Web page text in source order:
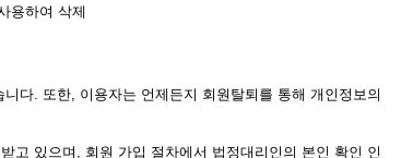
용하여 삭제
다. 또한, 이용자는 언제든지 회원탈퇴를 통해 개인정보의
고 있으며, 회원 가입 절차에서 법정대리인의 본인 확인 인